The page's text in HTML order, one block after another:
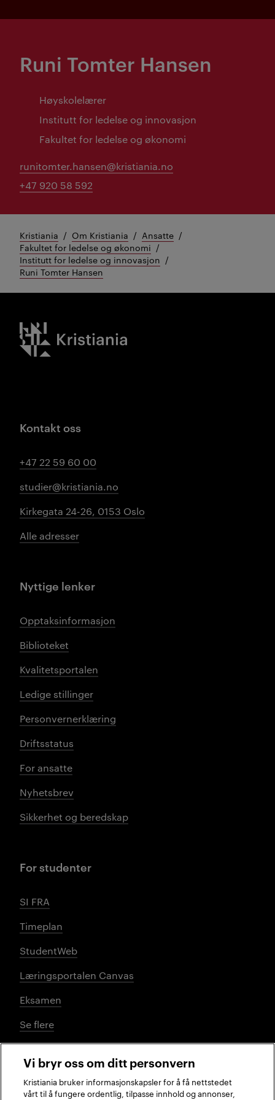
Runi Tomter Hansen
Høyskolelærer
Institutt for ledelse og innovasjon
Fakultet for ledelse og økonomi
runitomter.hansen@kristiania.no
+47 920 58 592
Kristiania Om Kristiania
Ansatte
Fakultet for ledelse og økonomi
Institutt for ledelse og innovasjon
Runi Tomter Hansen
Kristiania logo
Kontakt oss
+47 22 59 60 00
studier@kristiania.no
Kirkegata 24-26, 0153 Oslo
Alle adresser
Nyttige lenker
Opptaksinformasjon
Biblioteket
Kvalitetsportalen
Ledige stillinger
Personvernerklæring
Driftsstatus
For ansatte
Nyhetsbrev
Sikkerhet og beredskap
For studenter
SI FRA
Timeplan
StudentWeb
Læringsportalen Canvas
Eksamen
Se flere
Sosiale medier
Vi bryr oss om ditt personvern
Kristiania bruker informasjonskapsler for å få nettstedet
vårt til å fungere ordentlig, tilpasse innhold og annonser,